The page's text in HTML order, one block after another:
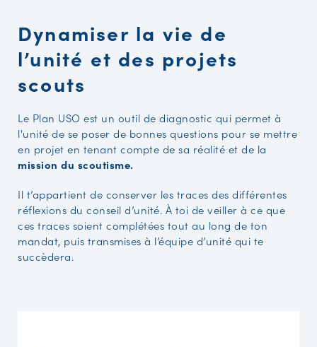
Dynamiser la vie de
l’unité et des projets
scouts
Le Plan USO est un outil de diagnostic qui permet à
l'unité de se poser de bonnes questions pour se mettre
en projet en tenant compte de sa réalité et de la
mission du scoutisme.
Il t’appartient de conserver les traces des différentes
réflexions du conseil d’unité. À toi de veiller à ce que
ces traces soient complétées tout au long de ton
mandat, puis transmises à l’équipe d’unité qui te
succèdera.